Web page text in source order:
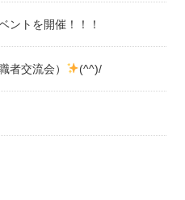
ントを開催！！！
者交流会） (^^)/